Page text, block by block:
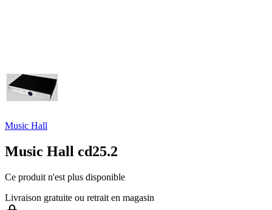
Music Hall
Music Hall cd25.2
Ce produit n'est plus disponible
Livraison gratuite ou retrait en magasin